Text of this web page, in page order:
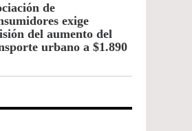
de
exige
del aumento del
urbano a $1.890